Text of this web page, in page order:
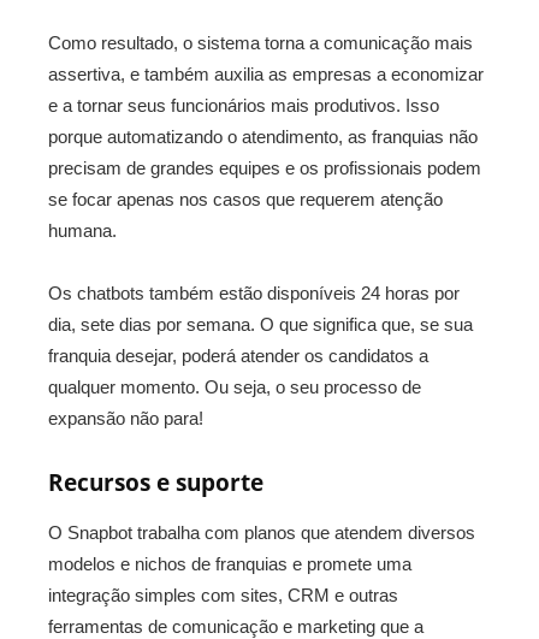
Como resultado, o sistema torna a comunicação mais
assertiva, e também auxilia as empresas a economizar
e a tornar seus funcionários mais produtivos. Isso
porque automatizando o atendimento, as franquias não
precisam de grandes equipes e os profissionais podem
se focar apenas nos casos que requerem atenção
humana.
Os chatbots também estão disponíveis 24 horas por
dia, sete dias por semana. O que significa que, se sua
franquia desejar, poderá atender os candidatos a
qualquer momento. Ou seja, o seu processo de
expansão não para!
Recursos e suporte
O Snapbot trabalha com planos que atendem diversos
modelos e nichos de franquias e promete uma
integração simples com sites, CRM e outras
ferramentas de comunicação e marketing que a